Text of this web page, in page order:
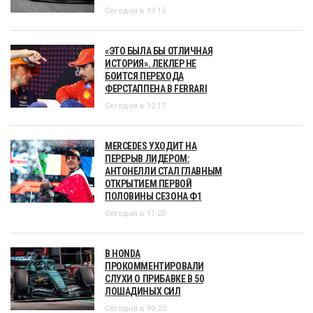
Сегодня в 13:15
«ЭТО БЫЛА БЫ ОТЛИЧНАЯ
ИСТОРИЯ». ЛЕКЛЕР НЕ
БОИТСЯ ПЕРЕХОДА
ФЕРСТАППЕНА В FERRARI
Сегодня в 12:17
MERCEDES УХОДИТ НА
ПЕРЕРЫВ ЛИДЕРОМ:
АНТОНЕЛЛИ СТАЛ ГЛАВНЫМ
ОТКРЫТИЕМ ПЕРВОЙ
ПОЛОВИНЫ СЕЗОНА Ф1
Сегодня в 11:20
В HONDA
ПРОКОММЕНТИРОВАЛИ
СЛУХИ О ПРИБАВКЕ В 50
ЛОШАДИНЫХ СИЛ
Сегодня в 10:22